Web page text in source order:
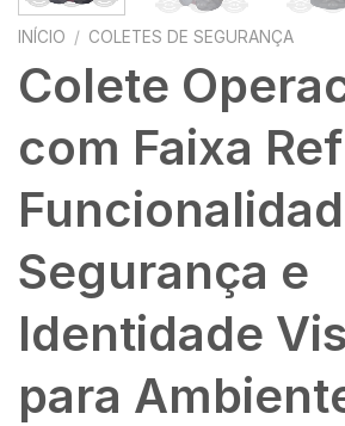
INÍCIO / COLETES DE SEGURANÇA
Colete
com Faixa
Segurança e
Identidade
para